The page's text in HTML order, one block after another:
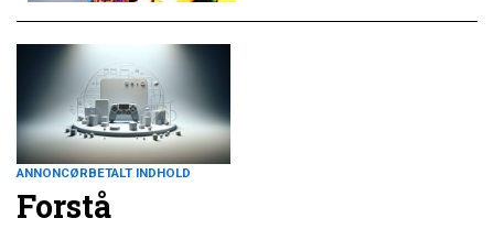
ANNONCØRBETALT INDHOLD
Forstå